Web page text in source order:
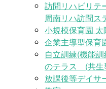
訪問リハビリテ
周南リハ訪問ス
小規模保育園 太
企業主導型保育
自立訓練(機能
のテラス (共生
放課後等デイ